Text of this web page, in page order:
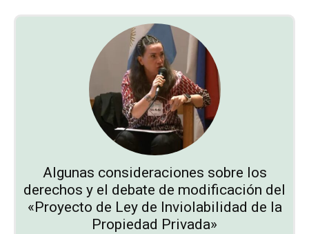
Algunas consideraciones sobre los
derechos y el debate de modificación del
«Proyecto de Ley de Inviolabilidad de la
Propiedad Privada»